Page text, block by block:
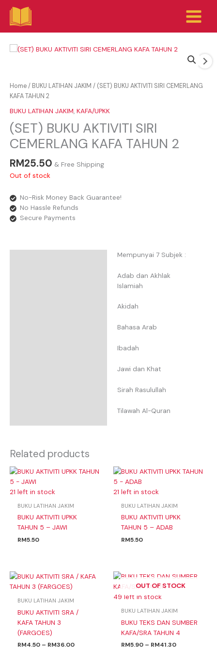
content
Home/ BUKU LATIHAN JAKIM / (SET) BUKU AKTIVITI SIRI CEMERLANG
KAFA TAHUN 2
BUKU LATIHAN JAKIM, KAFA/UPKK
(SET) BUKU AKTIVITI SIRI
CEMERLANG KAFA TAHUN 2
RM25.50 & Free Shipping
Out of stock
No-Risk Money Back Guarantee!
No Hassle Refunds
Secure Payments
Mempunyai 7 Subjek :
Adab dan Akhlak
Islamiah
Akidah
Bahasa Arab
Ibadah
Jawi dan Khat
Sirah Rasulullah
Tilawah Al-Quran
Related products
21 left in stock
BUKU LATIHAN JAKIM
BUKU AKTIVITI UPKK
TAHUN 5 – JAWI
RM5.50
21 left in stock
BUKU LATIHAN JAKIM
BUKU AKTIVITI UPKK
TAHUN 5 – ADAB
RM5.50
BUKU LATIHAN JAKIM
BUKU AKTIVITI SRA /
KAFA TAHUN 3
(FARGOES)
RM4.50 – RM36.00
Price
OUT OF STOCK
49 left in stock
BUKU LATIHAN JAKIM
BUKU TEKS DAN SUMBER
KAFA/SRA TAHUN 4
RM5.90 – RM41.30
Price
range:
RM5.90